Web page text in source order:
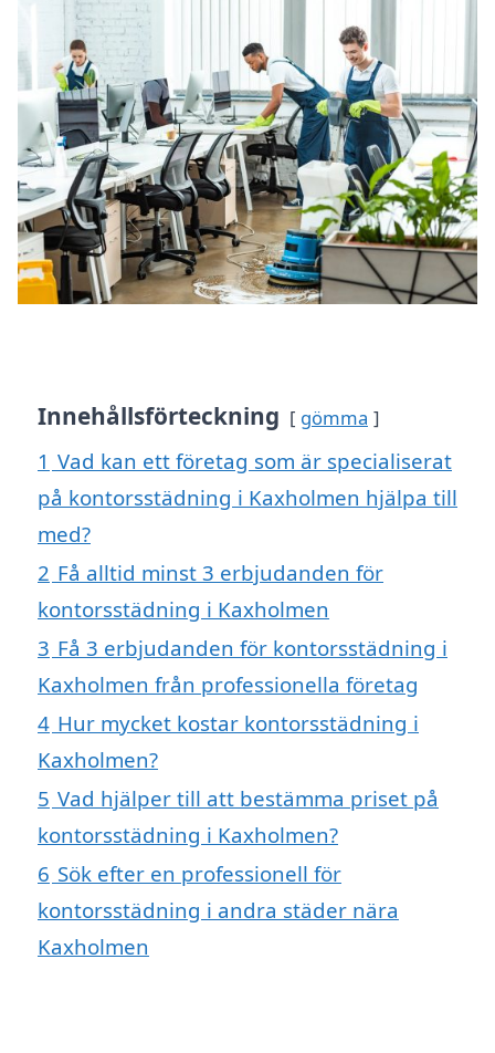
Innehållsförteckning gömma
1 Vad kan ett företag som är specialiserat
på kontorsstädning i Kaxholmen hjälpa till
med?
2 Få alltid minst 3 erbjudanden för
kontorsstädning i Kaxholmen
3 Få 3 erbjudanden för kontorsstädning i
Kaxholmen från professionella företag
4 Hur mycket kostar kontorsstädning i
Kaxholmen?
5 Vad hjälper till att bestämma priset på
kontorsstädning i Kaxholmen?
6 Sök efter en professionell för
kontorsstädning i andra städer nära
Kaxholmen